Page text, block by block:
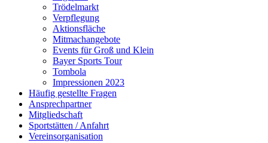
Trödelmarkt
Verpflegung
Aktionsfläche
Mitmachangebote
Events für Groß und Klein
Bayer Sports Tour
Tombola
Impressionen 2023
Häufig gestellte Fragen
Ansprechpartner
Mitgliedschaft
Sportstätten / Anfahrt
Vereinsorganisation